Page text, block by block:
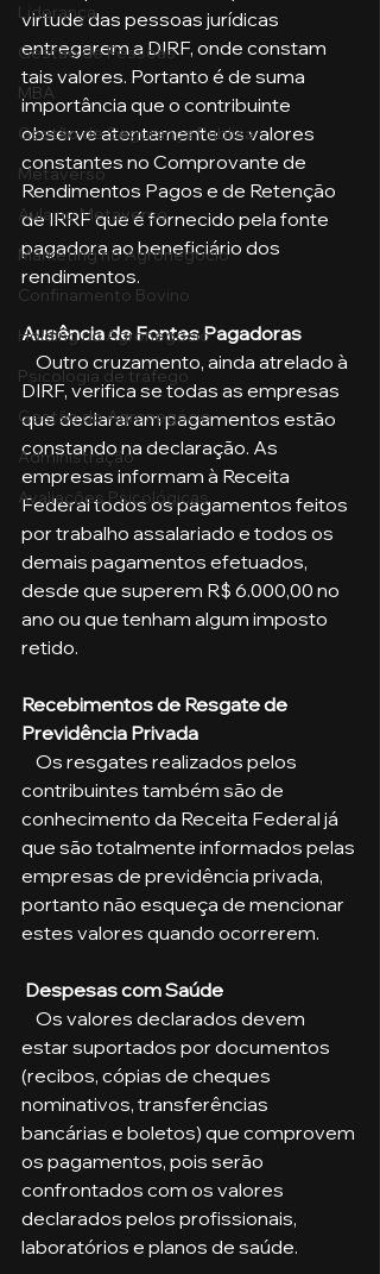
Liderança
Gestão de Pessoas
MBA
Gestão de Segurança Publica
Metaverso
Aula no Metaverso
Marketing no Agronegócio
Confinamento Bovino
Holding no Agronegócio
Psicologia de tráfego
Gestão do Agronegócio
Administração
Avaliações Psicológicas
virtude das pessoas jurídicas
entregarem a DIRF, onde constam
tais valores. Portanto é de suma
importância que o contribuinte
observe atentamente os valores
constantes no Comprovante de
Rendimentos Pagos e de Retenção
de IRRF que é fornecido pela fonte
pagadora ao beneficiário dos
rendimentos.
Ausência de Fontes Pagadoras
DIRF, verifica se todas as empresas
que declararam pagamentos estão
constando na declaração. As
empresas informam à Receita
Federal todos os pagamentos feitos
por trabalho assalariado e todos os
demais pagamentos efetuados,
desde que superem R$ 6.000,00 no
ano ou que tenham algum imposto
retido.
Recebimentos de Resgate de
Previdência Privada
contribuintes também são de
conhecimento da Receita Federal já
que são totalmente informados pelas
empresas de previdência privada,
portanto não esqueça de mencionar
estes valores quando ocorrerem.
Despesas com Saúde
estar suportados por documentos
(recibos, cópias de cheques
nominativos, transferências
bancárias e boletos) que comprovem
os pagamentos, pois serão
confrontados com os valores
declarados pelos profissionais,
laboratórios e planos de saúde.